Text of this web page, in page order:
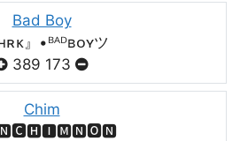
Bad Boy
』•ᴮᴬᴰʙᴏʏツ
389 173
Chim